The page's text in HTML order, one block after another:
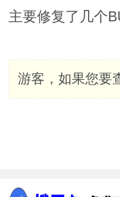
主要修复了几个
游客，如果您要